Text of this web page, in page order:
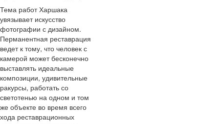
Тема работ Харшака
увязывает искусство
фотографии с дизайном.
Перманентная реставрация
ведет к тому, что человек с
камерой может бесконечно
выставлять идеальные
композиции, удивительные
ракурсы, работать со
светотенью на одном и том
же объекте во время всего
хода реставрационных